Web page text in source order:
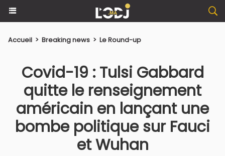
Accueil > Breaking news > Le Round-up
Covid-19 : Tulsi Gabbard
quitte le renseignement
américain en lançant une
bombe politique sur Fauci
et Wuhan